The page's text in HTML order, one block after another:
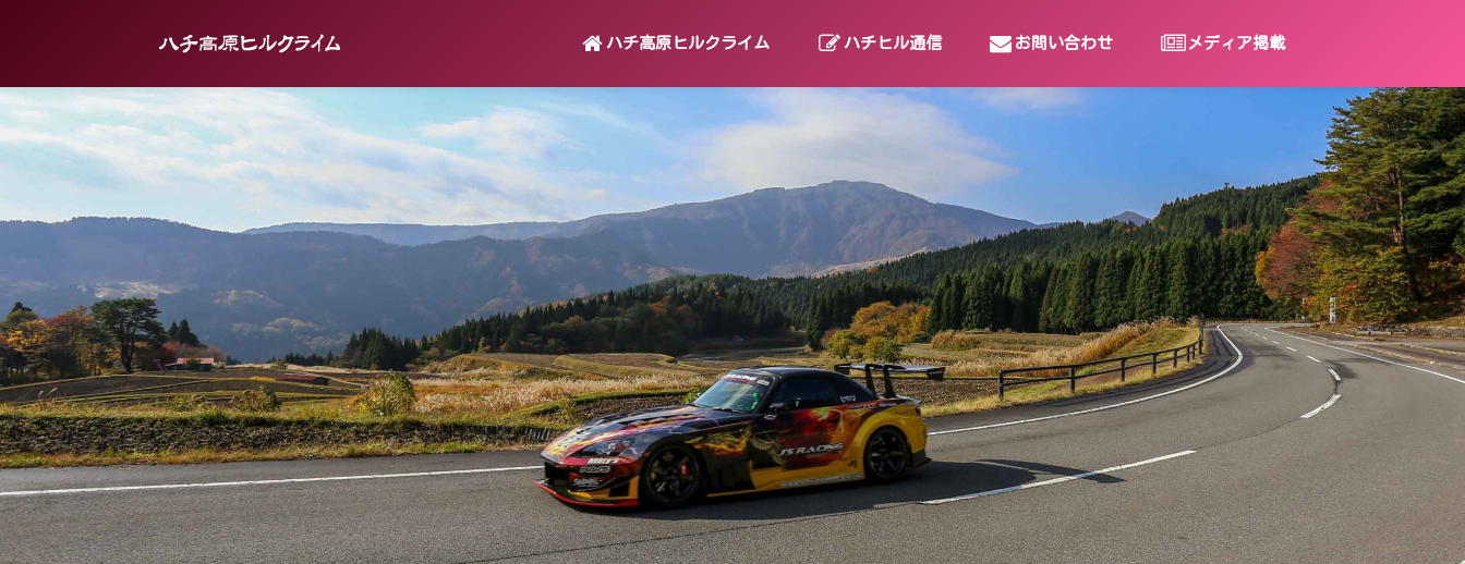
ハチ高原ヒルクライム ハチヒル通信 お問い合わせ メディア掲載